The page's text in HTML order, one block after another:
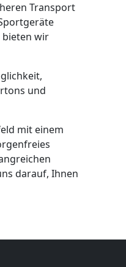
Transport
bieten wir
und
mit einem
darauf, Ihnen